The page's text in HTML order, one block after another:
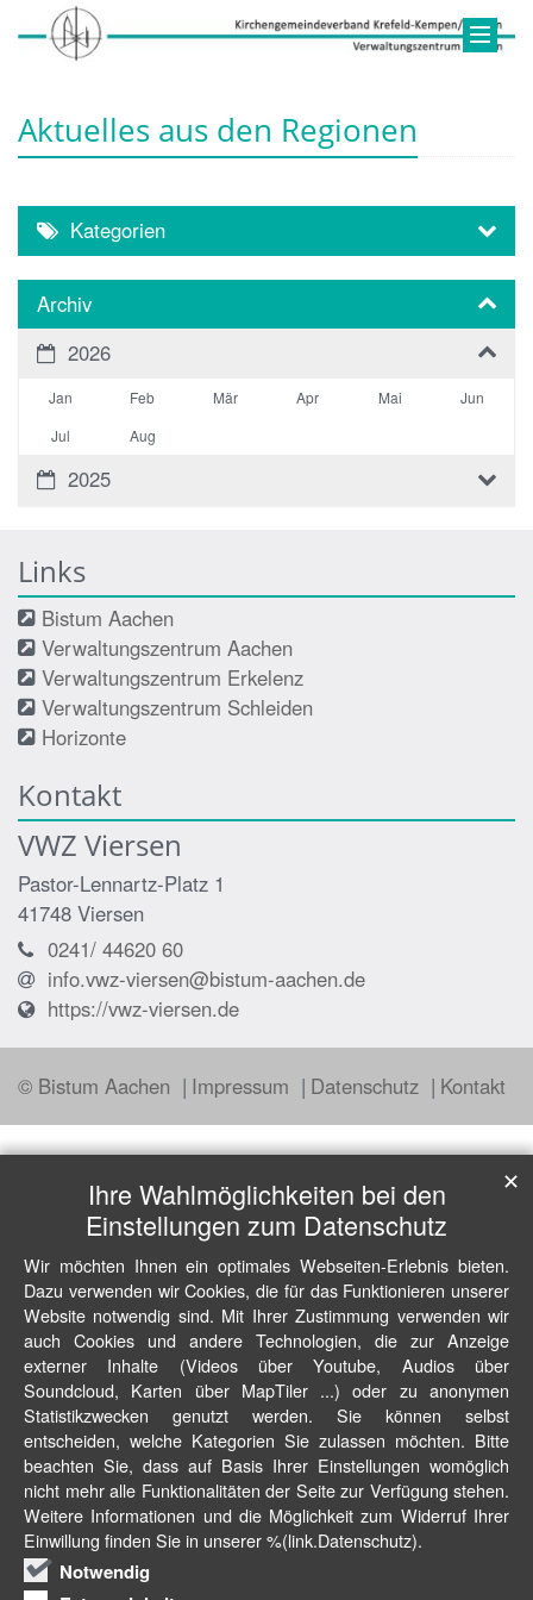
Aktuelles aus den Regionen
Kategorien
Archiv
2026
Jan Feb Mär Apr Mai
Jun
Jul
Aug
2025
Links
Bistum Aachen
Verwaltungszentrum Aachen
Verwaltungszentrum Erkelenz
Verwaltungszentrum Schleiden
Horizonte
Kontakt
VWZ Viersen
Pastor-Lennartz-Platz 1
41748 Viersen
0241/ 44620 60
info.vwz-viersen@bistum-aachen.de
https://vwz-viersen.de
© Bistum Aachen Impressum Datenschutz Kontakt
Ihre Wahlmöglichkeiten bei den
Einstellungen zum Datenschutz
Wir möchten Ihnen ein optimales Webseiten-Erlebnis bieten.
Dazu verwenden wir Cookies, die für das Funktionieren unserer
Website notwendig sind. Mit Ihrer Zustimmung verwenden wir
auch Cookies und andere Technologien, die zur Anzeige
externer Inhalte (Videos über Youtube, Audios über
Soundcloud, Karten über MapTiler ...) oder zu anonymen
Statistikzwecken genutzt werden. Sie können selbst
entscheiden, welche Kategorien Sie zulassen möchten. Bitte
beachten Sie, dass auf Basis Ihrer Einstellungen womöglich
nicht mehr alle Funktionalitäten der Seite zur Verfügung stehen.
Weitere Informationen und die Möglichkeit zum Widerruf Ihrer
Einwillung finden Sie in unserer %(link.Datenschutz).
Notwendig
✕